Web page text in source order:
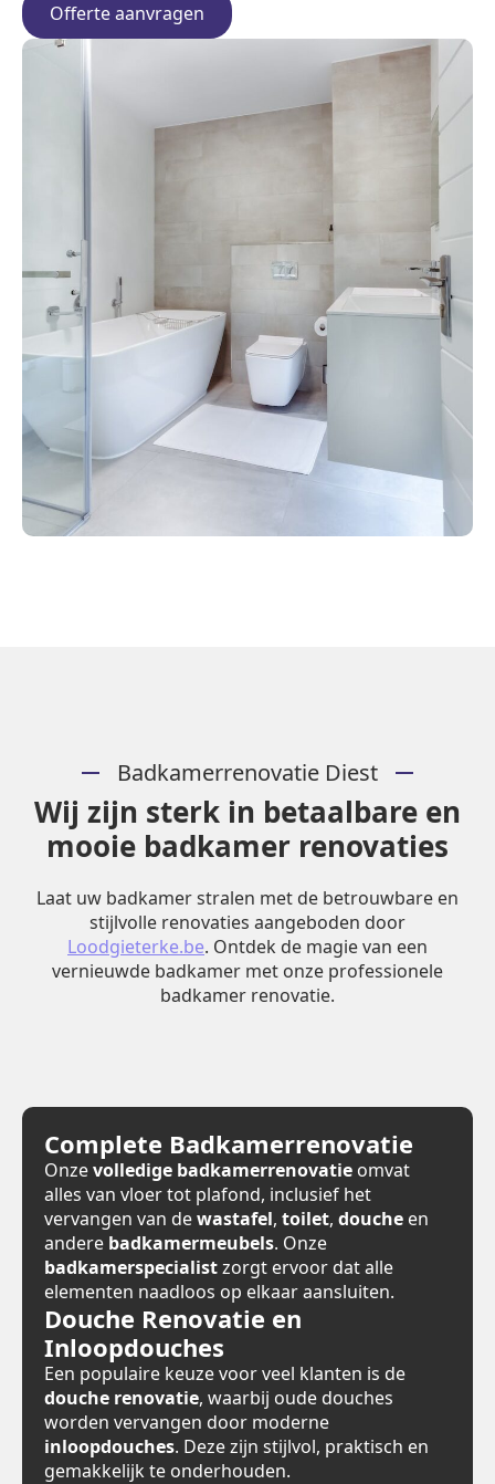
Offerte aanvragen
Badkamerrenovatie Diest
Wij zijn sterk in betaalbare en
mooie badkamer renovaties
Laat uw badkamer stralen met de betrouwbare en
stijlvolle renovaties aangeboden door
Loodgieterke.be. Ontdek de magie van een
vernieuwde badkamer met onze professionele
badkamer renovatie.
Complete Badkamerrenovatie
Onzevolledige badkamerrenovatie omvat
alles van vloer tot plafond, inclusief het
vervangen van dewastafel, toilet, douche en
andere badkamermeubels. Onze
badkamerspecialistzorgt ervoor dat alle
elementen naadloos op elkaar aansluiten.
Douche Renovatie en
Inloopdouches
Een populaire keuze voor veel klanten is de
douche renovatie, waarbij oude douches
worden vervangen door moderne
inloopdouches. Deze zijn stijlvol, praktisch en
gemakkelijk te onderhouden.